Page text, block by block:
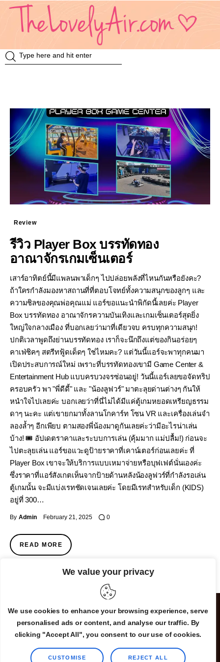
We value your privacy
We use cookies to enhance your browsing experience, serve
personalised ads or content, and analyse our traffic. By
clicking "Accept All", you consent to our use of cookies.
CUSTOMISE REJECT ALL
Knowledge
Insurance
VDO
Event & Activities
Review
รีวิว Player Box บรรทัดทอง
อาณาจักรเกมเซ็นเตอร์
เสาร์อาทิตย์นี้มีแพลนพาเด็กๆ ไปปล่อยพลังที่ไหนกันหรือยังคะ?
ถ้าใครกำลังมองหาสถานที่ที่ตอบโจทย์ทั้งความสนุกของลูกๆ และ
ความชิลของคุณพ่อคุณแม่ แอร์ขอแนะนำพิกัดนี้เลยค่ะ Player
Box บรรทัดทอง อาณาจักรความบันเทิงและเกมเซ็นเตอร์สุดยิ่ง
ใหญ่ใจกลางเมือง ที่บอกเลยว่ามาที่เดียวจบ ครบทุกความสนุก!
ปกติเวลาพูดถึงย่านบรรทัดทอง เราก็จะนึกถึงแต่ของกินอร่อยๆ
คาเฟ่ชิคๆ สตรีทฟู้ดเด็ดๆ ใช่ไหมคะ? แต่วันนี้แอร์จะพาทุกคนมา
เปิดประสบการณ์ใหม่ เพราะที่บรรทัดทองเขามี Game Center &
Entertainment Hub แบบครบวงจรซ่อนอยู่! วันนี้แอร์เลยขอจัดทริป
ครอบครัว พา "พี่ดีดี้" และ "น้องลูฟวร์" มาตะลุยด่านต่างๆ กันให้
หนำใจไปเลยค่ะ บอกเลยว่าที่นี่ไม่ได้มีแค่ตู้เกมหยอดเหรียญธรรม
ดาๆ นะคะ แต่เขายกมาทั้งลานโกคาร์ท โซน VR และเครื่องเล่นจำ
ลองล้ำๆ อีกเพียบ ตามสองพี่น้องมาดูกันเลยค่ะว่ามีอะไรน่าเล่น
บ้าง! 🎟️ อัปเดตราคาและระบบการเล่น (คุ้มมาก แม่ปลื้ม!) ก่อนจะ
ไปตะลุยเล่น แอร์ขอแวะดูป้ายราคาที่เคาน์เตอร์ก่อนเลยค่ะ ที่
Player Box เขาจะให้บริการแบบเหมาจ่ายหรือบุฟเฟต์นั่นเองค่ะ
ซึ่งราคาที่แอร์สังเกตเห็นจากป้ายด้านหลังน้องลูฟวร์ที่กำลังรอเล่น
ตู้เกมนั้น จะมีแบ่งเรทชัดเจนเลยค่ะ โดยมีเรทสำหรับเด็ก (KIDS)
อยู่ที่ 300…
By Admin February 21, 2025 0
READ MORE